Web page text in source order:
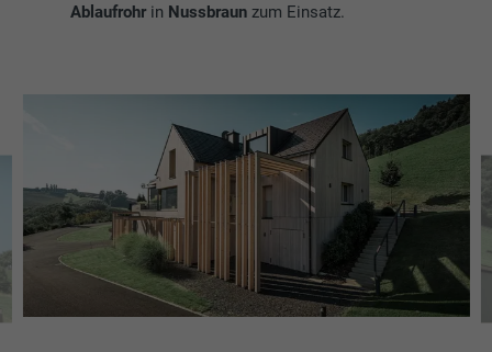
Ablaufrohr in Nussbraunzum Einsatz.